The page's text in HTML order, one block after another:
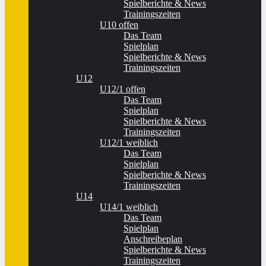
Spielberichte & News
Trainingszeiten
U10 offen
Das Team
Spielplan
Spielberichte & News
Trainingszeiten
U12
U12/1 offen
Das Team
Spielplan
Spielberichte & News
Trainingszeiten
U12/1 weiblich
Das Team
Spielplan
Spielberichte & News
Trainingszeiten
U14
U14/1 weiblich
Das Team
Spielplan
Anschreibeplan
Spielberichte & News
Trainingszeiten